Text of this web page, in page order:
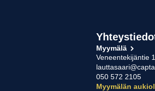
Myymälä
Veneentekijäntie
050 572 2105
Myymälän